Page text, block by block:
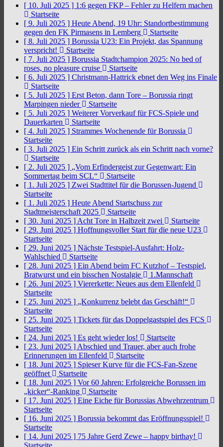
[ 10. Juli 2025 ] 1:6 gegen FKP – Fehler zu Helfern machen
Startseite
[ 9. Juli 2025 ] Heute Abend, 19 Uhr: Standortbestimmung
gegen den FK Pirmasens in Lemberg
Startseite
[ 8. Juli 2025 ] Borussia U23: Ein Projekt, das Spannung
verspricht!
Startseite
[ 7. Juli 2025 ] Borussia Stadtchampion 2025: No bed of
roses, no pleasure cruise
Startseite
[ 6. Juli 2025 ] Christmann-Hattrick ebnet den Weg ins Finale
Startseite
[ 5. Juli 2025 ] Erst Beton, dann Tore – Borussia ringt
Marpingen nieder
Startseite
[ 5. Juli 2025 ] Weiterer Vorverkauf für FCS-Spiele und
Dauerkarten
Startseite
[ 4. Juli 2025 ] Strammes Wochenende für Borussia
Startseite
[ 3. Juli 2025 ] Ein Schritt zurück als ein Schritt nach vorne?
Startseite
[ 2. Juli 2025 ] „Vom Erfindergeist zur Gegenwart: Ein
Sommertag beim SCL“
Startseite
[ 1. Juli 2025 ] Zwei Stadttitel für die Borussen-Jugend
Startseite
[ 1. Juli 2025 ] Heute Abend Startschuss zur
Stadtmeisterschaft 2025
Startseite
[ 30. Juni 2025 ] Acht Tore in Halbzeit zwei
Startseite
[ 29. Juni 2025 ] Hoffnungsvoller Start für die neue U23
Startseite
[ 29. Juni 2025 ] Nächste Testspiel-Ausfahrt: Holz-
Wahlschied
Startseite
[ 28. Juni 2025 ] Ein Abend beim FC Kutzhof – Testspiel,
Bratwurst und ein bisschen Nostalgie
1.Mannschaft
[ 26. Juni 2025 ] Viererkette: Neues aus dem Ellenfeld
Startseite
[ 25. Juni 2025 ] „Konkurrenz belebt das Geschäft!“
Startseite
[ 25. Juni 2025 ] Tickets für das Doppelgastspiel des FCS
Startseite
[ 24. Juni 2025 ] Es geht wieder los!
Startseite
[ 23. Juni 2025 ] Abschied und Trauer, aber auch frohe
Erinnerungen im Ellenfeld
Startseite
[ 18. Juni 2025 ] Spieser Kurve für die FCS-Fan-Szene
geöffnet
Startseite
[ 18. Juni 2025 ] Vor 60 Jahren: Erfolgreiche Borussen im
„kicker“-Ranking
Startseite
[ 17. Juni 2025 ] Eine Eiche für Borussias Abwehrzentrum
Startseite
[ 16. Juni 2025 ] Borussia bekommt das Eröffnungsspiel!
Startseite
[ 14. Juni 2025 ] 75 Jahre Gerd Zewe – happy birthay!
Startseite